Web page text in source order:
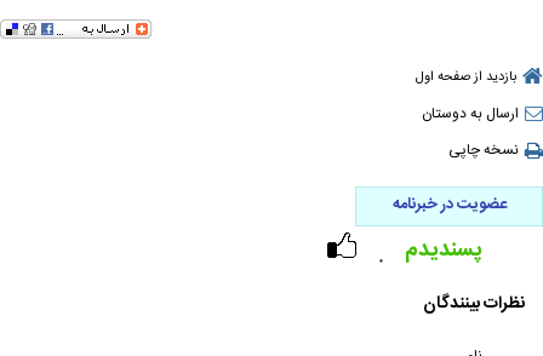
بازدید از صفحه اول
ارسال به دوستان
نسخه چاپی
عضویت در خبرنامه
۰ پسندیدم
نظرات بینندگان